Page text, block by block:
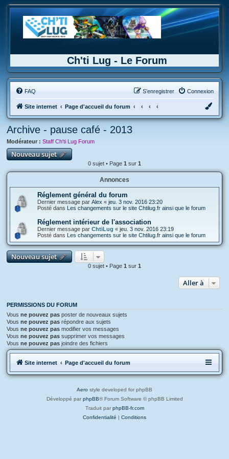
Ch'ti Lug - Le Forum
FAQ Connexion
S’enregistrer
Site internet Page d'accueil du forum
Archive - pause café - 2013
Modérateur : Staff Ch'ti Lug Forum
Nouveau sujet
0 sujet • Page 1 sur 1
Annonces
Réglement général du forum
Dernier message par Alex « jeu. 3 nov. 2016 23:20
Posté dans Les changements sur le site Chtilug.fr ainsi que le forum
Réglement intérieur de l'association
Dernier message par ChtiLug « jeu. 3 nov. 2016 23:19
Posté dans Les changements sur le site Chtilug.fr ainsi que le forum
Nouveau sujet
0 sujet • Page 1 sur 1
Aller à
PERMISSIONS DU FORUM
Vous ne pouvez pas poster de nouveaux sujets
Vous ne pouvez pas répondre aux sujets
Vous ne pouvez pas modifier vos messages
Vous ne pouvez pas supprimer vos messages
Vous ne pouvez pas joindre des fichiers
Site internet Page d'accueil du forum
Aero style developed for phpBB
Développé par phpBB® Forum Software © phpBB Limited
Traduit par phpBB-fr.com
Confidentialité | Conditions